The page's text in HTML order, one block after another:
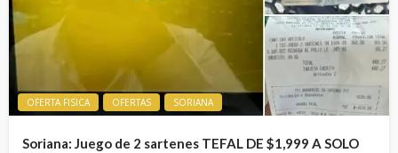
OFERTA FISICA OFERTAS SORIANA
Soriana: Juego de 2 sartenes TEFAL DE $1,999 A SOLO